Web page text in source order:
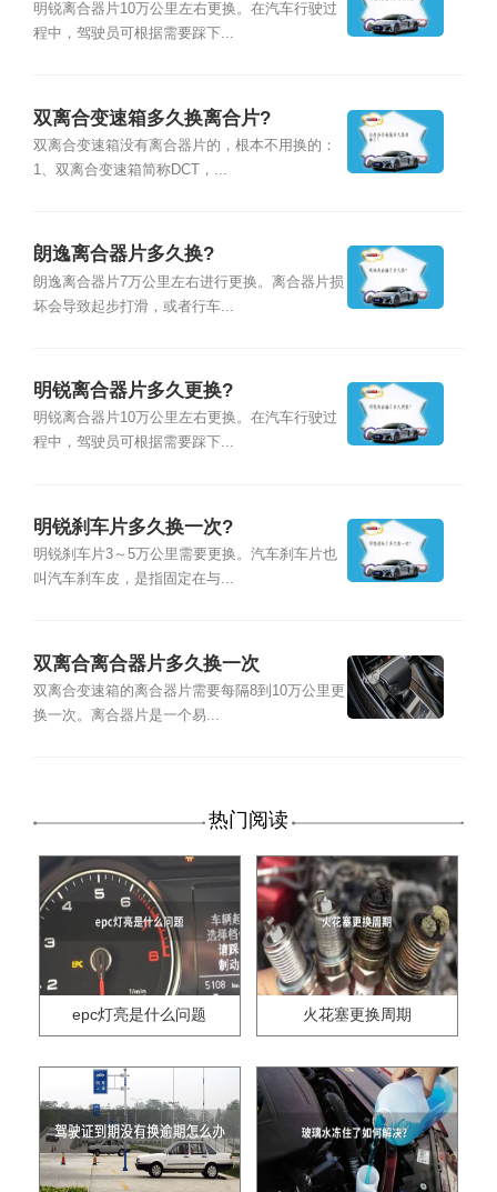
明锐离合器片10万公里左右更换。在汽车行驶过
程中，驾驶员可根据需要踩下...
双离合变速箱多久换离合片?
双离合变速箱没有离合器片的，根本不用换的：
1、双离合变速箱简称DCT，...
朗逸离合器片多久换?
朗逸离合器片7万公里左右进行更换。离合器片损
坏会导致起步打滑，或者行车...
明锐离合器片多久更换?
明锐离合器片10万公里左右更换。在汽车行驶过
程中，驾驶员可根据需要踩下...
明锐刹车片多久换一次?
明锐刹车片3～5万公里需要更换。汽车刹车片也
叫汽车刹车皮，是指固定在与...
双离合离合器片多久换一次
双离合变速箱的离合器片需要每隔8到10万公里更
换一次。离合器片是一个易...
热门阅读
epc灯亮是什么问题 火花塞更换周期